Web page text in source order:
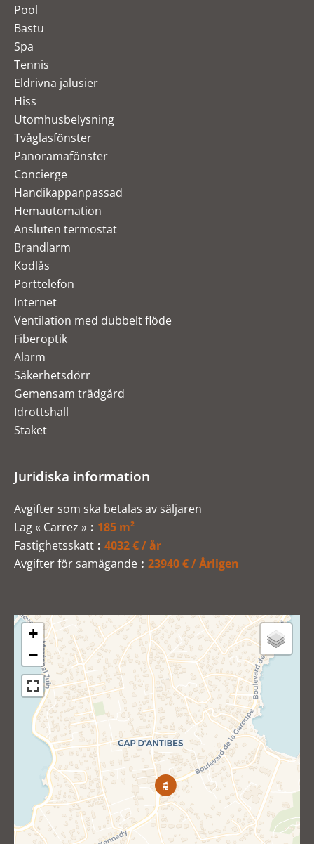
Pool
Bastu
Spa
Tennis
Eldrivna jalusier
Hiss
Utomhusbelysning
Tvåglasfönster
Panoramafönster
Concierge
Handikappanpassad
Hemautomation
Ansluten termostat
Brandlarm
Kodlås
Porttelefon
Internet
Ventilation med dubbelt flöde
Fiberoptik
Alarm
Säkerhetsdörr
Gemensam trädgård
Idrottshall
Staket
Juridiska information
Avgifter som ska betalas av säljaren
Lag « Carrez »
185 m²
Fastighetsskatt
4032 € / år
Avgifter för samägande
23940 € / Årligen
+
−